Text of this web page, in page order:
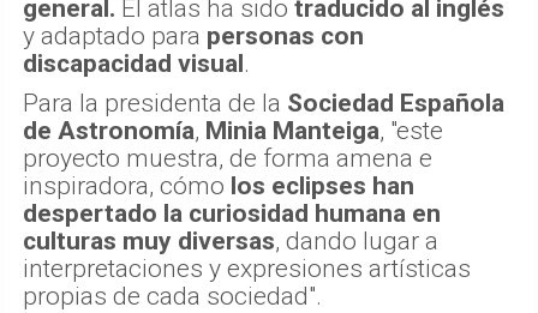
general. El atlas ha sido traducido al inglés
y adaptado para personas con
discapacidad visual.
Para la presidenta de la Sociedad Española
de Astronomía, Minia Manteiga, "este
proyecto muestra, de forma amena e
inspiradora, cómo los eclipses han
despertado la curiosidad humana en
culturas muy diversas, dando lugar a
interpretaciones y expresiones artísticas
propias de cada sociedad".